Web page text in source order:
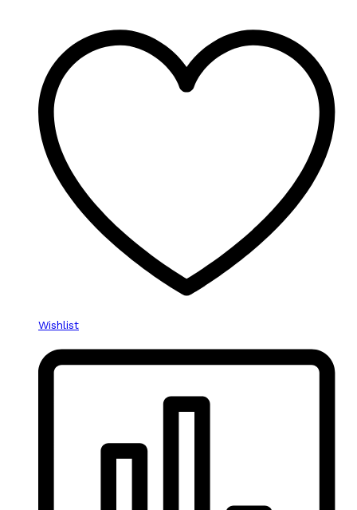
Wishlist